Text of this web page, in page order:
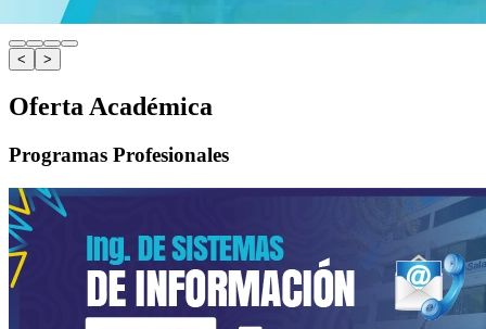
< >
Oferta Académica
Programas Profesionales